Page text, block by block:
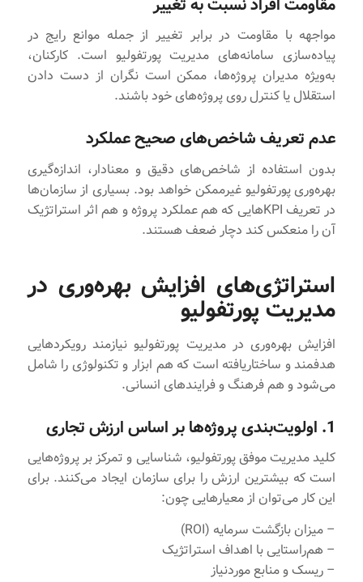
مقاومت افراد نسبت به تغییر
مواجهه با مقاومت در برابر تغییر از جمله موانع رایج در
پیاده‌سازی سامانه‌های مدیریت پورتفولیو است. کارکنان،
به‌ویژه مدیران پروژه‌ها، ممکن است نگران از دست دادن
استقلال یا کنترل روی پروژه‌های خود باشند.
عدم تعریف شاخص‌های صحیح عملکرد
بدون استفاده از شاخص‌های دقیق و معنادار، اندازه‌گیری
بهره‌وری پورتفولیو غیرممکن خواهد بود. بسیاری از سازمان‌ها
در تعریف KPIهایی که هم عملکرد پروژه و هم اثر استراتژیک
آن را منعکس کند دچار ضعف هستند.
استراتژی‌های افزایش بهره‌وری در
مدیریت پورتفولیو
افزایش بهره‌وری در مدیریت پورتفولیو نیازمند رویکردهایی
هدفمند و ساختاریافته است که هم ابزار و تکنولوژی را شامل
می‌شود و هم فرهنگ و فرایندهای انسانی.
1. اولویت‌بندی پروژه‌ها بر اساس ارزش تجاری
کلید مدیریت موفق پورتفولیو، شناسایی و تمرکز بر پروژه‌هایی
است که بیشترین ارزش را برای سازمان ایجاد می‌کنند. برای
این کار می‌توان از معیارهایی چون:
– میزان بازگشت سرمایه (ROI)
– هم‌راستایی با اهداف استراتژیک
– ریسک‌ و منابع موردنیاز